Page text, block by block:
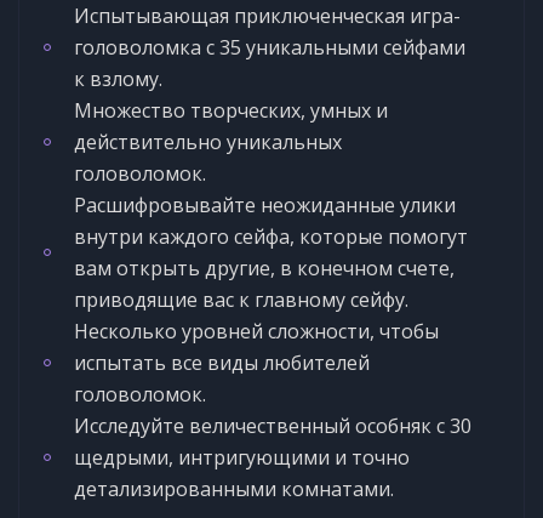
Испытывающая приключенческая игра-
головоломка с 35 уникальными сейфами
к взлому.
Множество творческих, умных и
действительно уникальных
головоломок.
Расшифровывайте неожиданные улики
внутри каждого сейфа, которые помогут
вам открыть другие, в конечном счете,
приводящие вас к главному сейфу.
Несколько уровней сложности, чтобы
испытать все виды любителей
головоломок.
Исследуйте величественный особняк с 30
щедрыми, интригующими и точно
детализированными комнатами.